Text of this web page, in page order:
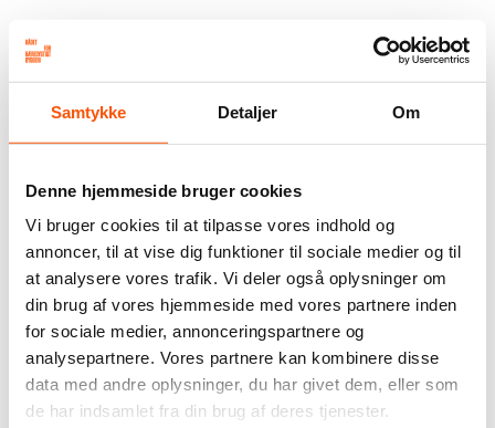
Samtykke Detaljer Om
Denne hjemmeside bruger cookies
Vi bruger cookies til at tilpasse vores indhold og
annoncer, til at vise dig funktioner til sociale medier og til
at analysere vores trafik. Vi deler også oplysninger om
din brug af vores hjemmeside med vores partnere inden
for sociale medier, annonceringspartnere og
analysepartnere. Vores partnere kan kombinere disse
data med andre oplysninger, du har givet dem, eller som
de har indsamlet fra din brug af deres tjenester.